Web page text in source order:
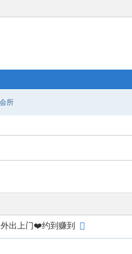
会所
出上门❤️约到赚到